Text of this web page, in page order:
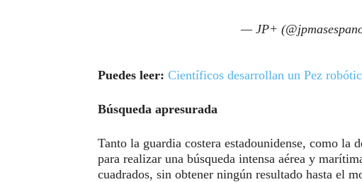
— JP+
Puedes leer: Científicos desarrollan un Pez
Búsqueda apresurada
Tanto la guardia costera estadounidense, como la
para realizar una búsqueda intensa aérea y
cuadrados, sin obtener ningún resultado hasta el